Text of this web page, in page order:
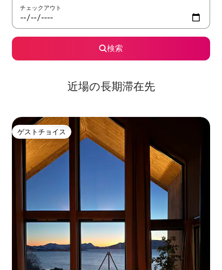
チェックアウト
検索
近場の長期滞在先
ゲストチョイス
ゲストチョイス